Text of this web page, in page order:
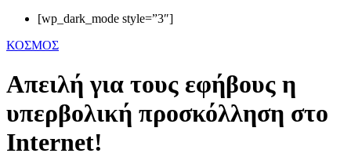
[wp_dark_mode style=”3″]
ΚΟΣΜΟΣ
Απειλή για τους εφήβους η
υπερβολική προσκόλληση στο
Internet!